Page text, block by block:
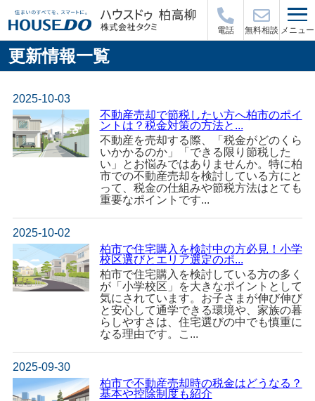
電話 無料相談 メニュー
更新情報一覧
2025-10-03
不動産売却で節税したい方へ柏市のポイ
ントは？税金対策の方法と...
不動産を売却する際、「税金がどのくら
いかかるのか」「できる限り節税した
い」とお悩みではありませんか。特に柏
市での不動産売却を検討している方にと
って、税金の仕組みや節税方法はとても
重要なポイントです...
2025-10-02
柏市で住宅購入を検討中の方必見！小学
校区選びとエリア選定のポ...
柏市で住宅購入を検討している方の多く
が「小学校区」を大きなポイントとして
気にされています。お子さまが伸び伸び
と安心して通学できる環境や、家族の暮
らしやすさは、住宅選びの中でも慎重に
なる理由です。こ...
2025-09-30
柏市で不動産売却時の税金はどうなる？
基本や控除制度も紹介